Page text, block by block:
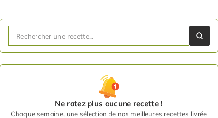
Ne ratez plus aucune recette !
Chaque semaine, une sélection de nos meilleures recettes livrée